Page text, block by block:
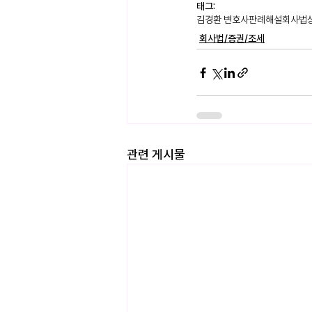
태그:
김경환 변호사판례해설회사법
회사법/증권/조세
관련 게시물